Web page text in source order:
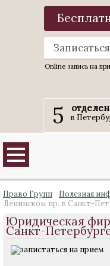
Записаться
Online запись на
5 в
Право Групп Полезная
Ленинском пр. в Санкт-
Юридическая
Санкт-